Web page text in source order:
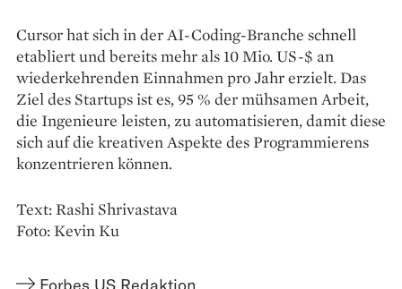
Cursor hat sich in der AI-Coding-Branche schnell
etabliert und bereits mehr als 10 Mio. US-$ an
wiederkehrenden Einnahmen pro Jahr erzielt. Das
Ziel des Startups ist es, 95 % der mühsamen Arbeit,
die Ingenieure leisten, zu automatisieren, damit diese
sich auf die kreativen Aspekte des Programmierens
konzentrieren können.
Text: Rashi Shrivastava
Foto: Kevin Ku
Forbes US Redaktion